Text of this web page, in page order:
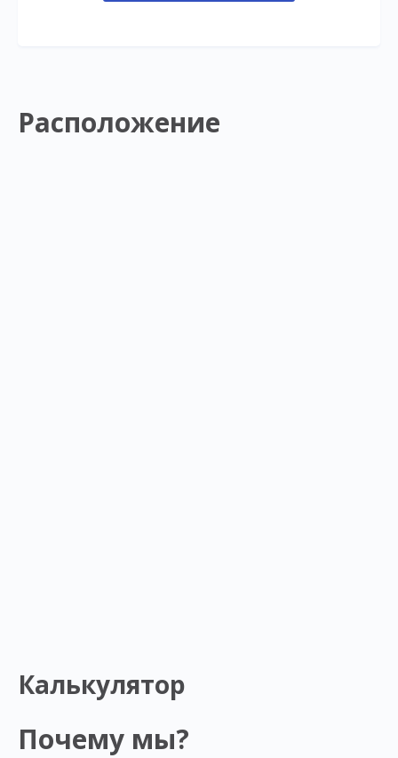
Расположение
Калькулятор
Почему мы?